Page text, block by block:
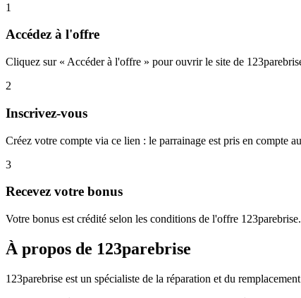
1
Accédez à l'offre
Cliquez sur « Accéder à l'offre » pour ouvrir le site de
2
Inscrivez-vous
Créez votre compte via ce lien : le parrainage est pris en compte
3
Recevez votre bonus
Votre bonus est crédité selon les conditions de l'offre 123parebrise.
À propos de 123parebrise
123parebrise est un spécialiste de la réparation et du